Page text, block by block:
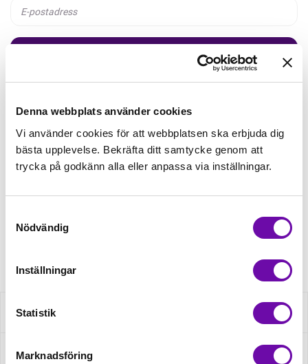
Denna webbplats använder cookies
Vi använder cookies för att webbplatsen ska erbjuda dig
bästa upplevelse. Bekräfta ditt samtycke genom att
trycka på godkänn alla eller anpassa via inställningar.
Nödvändig
Inställningar
Statistik
Marknadsföring
179,00kr/m
Beställningsvara
Beskrivning
Specifikation